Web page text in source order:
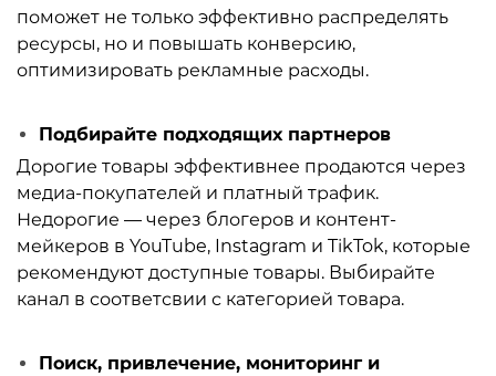
поможет не только эффективно распределять
ресурсы, но и повышать конверсию,
оптимизировать рекламные расходы.
Подбирайте подходящих партнеров
Дорогие товары эффективнее продаются через
медиа-покупателей и платный трафик.
Недорогие — через блогеров и контент-
мейкеров в YouTube, Instagram и TikTok, которые
рекомендуют доступные товары. Выбирайте
канал в соответсвии с категорией товара.
Поиск, привлечение, мониторинг и